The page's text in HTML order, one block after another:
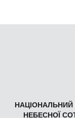
НЕБЕСНОЇ